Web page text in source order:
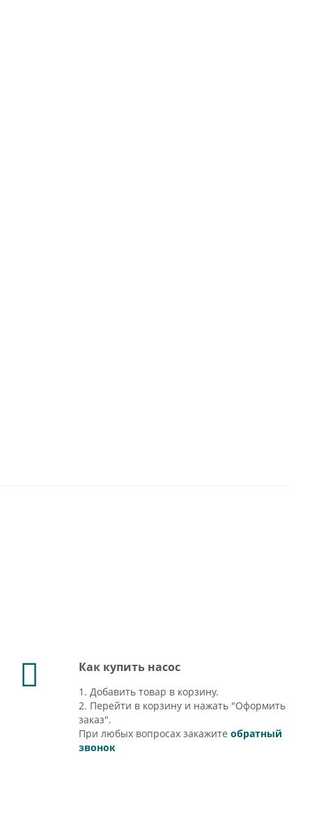
Как купить насос
1. Добавить товар в корзину.
2. Перейти в корзину и нажать "Оформить
заказ".
При любых вопросах закажитеобратный
звонок